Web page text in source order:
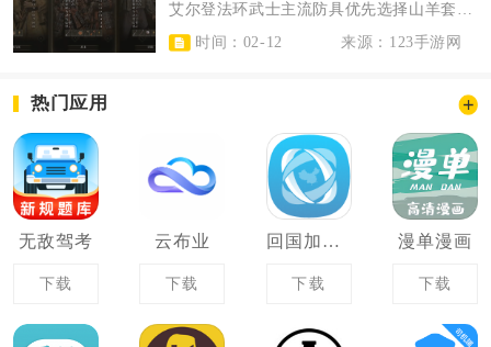
时间：02-12
来源：123手游网
热门应用
无敌驾考
下载
云布业
下载
回国加速器
下载
漫单漫画
下载